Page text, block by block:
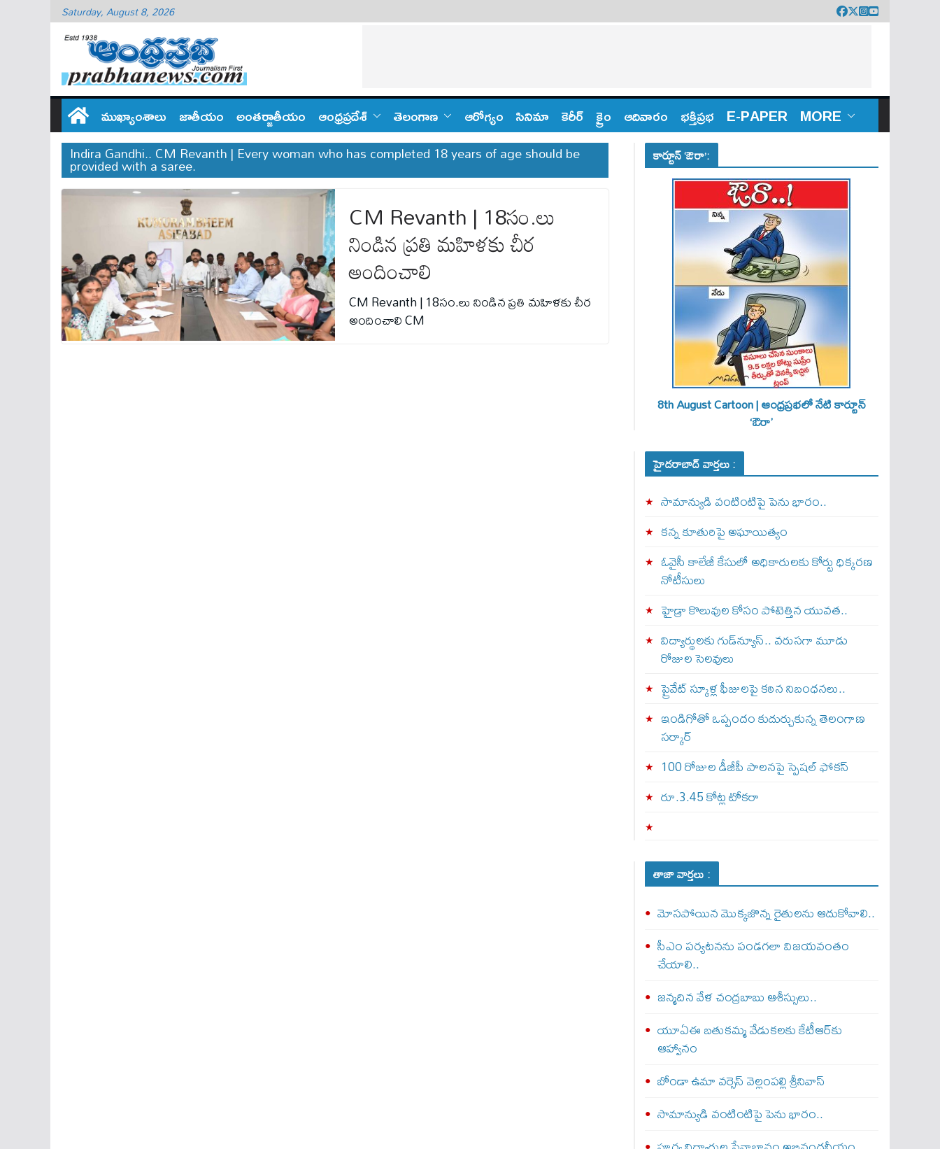
Saturday, August 8, 2026
ముఖ్యాంశాలు జాతీయం అంతర్జాతీయం ఆంధ్ర‌ప్ర‌దేశ్ తెలంగాణ‌ ఆరోగ్యం సినిమా కెరీర్ క్రైం ఆదివారం భక్తిప్రభ E-PAPER MORE
Indira Gandhi.. CM Revanth | Every woman who has completed 18 years of age should be
provided with a saree.
CM Revanth | 18సం.లు
నిండిన ప్రతి మహిళకు చీర
అందించాలి
CM Revanth | 18సం.లు నిండిన ప్రతి మహిళకు చీర
అందించాలి CM
కార్టూన్ ‘ఔరా’:
8th August Cartoon | ఆంధ్రప్రభలో నేటి కార్టూన్
‘ఔరా’
హైదరాబాద్ వార్తలు :
సామాన్యుడి వంటింటిపై పెను భారం..
కన్న కూతురిపై అఘాయిత్యం
ఓవైసీ కాలేజీ కేసులో అధికారులకు కోర్టు ధిక్కరణ
నోటీసులు
హైడ్రా కొలువుల కోసం పోటెత్తిన యువత..
విద్యార్థులకు గుడ్‌న్యూస్.. వరుసగా మూడు
రోజుల సెలవులు
ప్రైవేట్ స్కూళ్ల ఫీజులపై కఠిన నిబంధనలు..
ఇండిగోతో ఒప్పందం కుదుర్చుకున్న తెలంగాణ
స‌ర్కార్
100 రోజుల డీజీపీ పాలనపై స్పెషల్ ఫోకస్
రూ.3.45 కోట్ల టోకరా
తాజా వార్తలు :
మోసపోయిన మొక్కజొన్న రైతులను ఆదుకోవాలి..
సీఎం పర్యటనను పండగలా విజయవంతం
చేయాలి..
జన్మదిన వేళ చంద్రబాబు ఆశీస్సులు..
యూఏఈ బతుకమ్మ వేడుకలకు కేటీఆర్‌కు
ఆహ్వానం
బోండా ఉమా వర్సెస్ వెల్లంపల్లి శ్రీనివాస్‌
సామాన్యుడి వంటింటిపై పెను భారం..